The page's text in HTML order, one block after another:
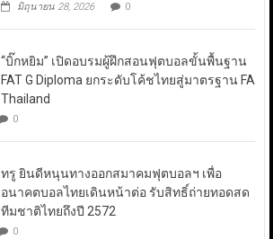
มิถุนายน 28, 2026 0
“บิ๊กหยิม” เปิดอบรมผู้ฝึกสอนฟุตบอลขั้นพื้นฐาน
FAT G Diploma ยกระดับโค้ชไทยสู่มาตรฐาน FA
Thailand
0
ทรู ยินดีหนุนทางออกสมาคมฟุตบอลฯ เพื่อ
อนาคตบอลไทยเดินหน้าต่อ รับสิทธิ์ถ่ายทอดสด
ทีมชาติไทยถึงปี 2572
0